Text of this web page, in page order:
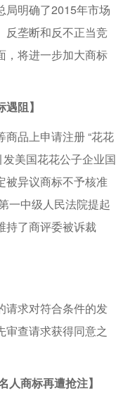
局明确了2015年市场
反垄断和反不正当竞
，将进一步加大商标
阻】
品上申请注册 “花花
美国花花公子企业国
被异议商标不予核准
一中级人民法院提起
持了商评委被诉裁
求对符合条件的发
审查请求获得同意之
商标再遭抢注】